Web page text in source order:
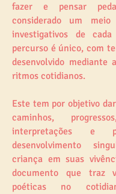
fazer e pensar
considerado um meio
investigativos de
percurso é único, com
desenvolvido mediante
ritmos cotidianos.
Este tem por objetivo
caminhos,
interpretações e
desenvolvimento
criança em suas
documento que traz
poéticas no